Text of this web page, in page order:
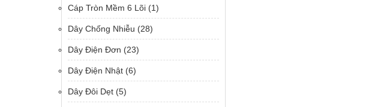
Cáp Tròn Mềm 6 Lõi (1)
Dây Chống Nhiễu (28)
Dây Điện Đơn (23)
Dây Điện Nhật (6)
Dây Đôi Dẹt (5)